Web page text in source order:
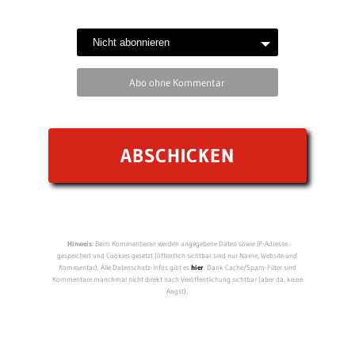
Abo ohne Kommentar
Hinweis:Beim Kommentieren werden angegebene Daten sowie IP-Adresse
gespeichert und Cookies gesetzt (öffentlich sichtbar sind nur Name, Website und
Kommentar). Alle Datenschutz-Infos gibt eshier. Dank Cache/Spam-Filter sind
Kommentare manchmal nicht direkt nach Veröffentlichung sichtbar (aber da, keine
Angst).